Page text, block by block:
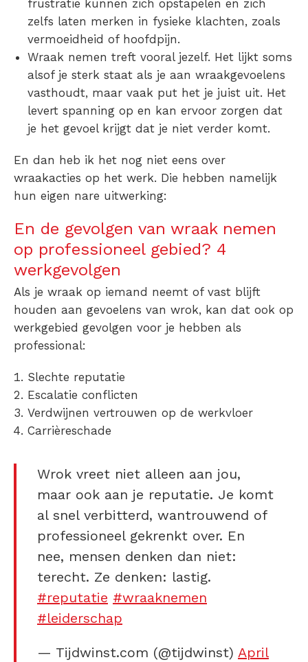
frustratie kunnen zich opstapelen en zich
zelfs laten merken in fysieke klachten, zoals
vermoeidheid of hoofdpijn.
Wraak nemen treft vooral jezelf. Het lijkt soms
alsof je sterk staat als je aan wraakgevoelens
vasthoudt, maar vaak put het je juist uit. Het
levert spanning op en kan ervoor zorgen dat
je het gevoel krijgt dat je niet verder komt.
En dan heb ik het nog niet eens over
wraakacties op het werk. Die hebben namelijk
hun eigen nare uitwerking:
En de gevolgen van wraak nemen
op professioneel gebied? 4
werkgevolgen
Als je wraak op iemand neemt of vast blijft
houden aan gevoelens van wrok, kan dat ook op
werkgebied gevolgen voor je hebben als
professional:
Slechte reputatie
Escalatie conflicten
Verdwijnen vertrouwen op de werkvloer
Carrièreschade
Wrok vreet niet alleen aan jou,
maar ook aan je reputatie. Je komt
al snel verbitterd, wantrouwend of
professioneel gekrenkt over. En
nee, mensen denken dan niet:
terecht. Ze denken: lastig.
#reputatie #wraaknemen
#leiderschap
— Tijdwinst.com (@tijdwinst) April